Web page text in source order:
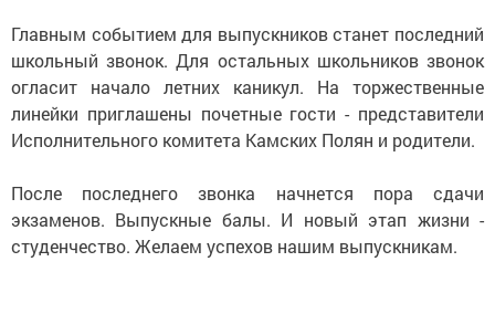
Главным событием для выпускников станет последний
школьный звонок. Для остальных школьников звонок
огласит начало летних каникул. На торжественные
линейки приглашены почетные гости - представители
Исполнительного комитета Камских Полян и родители.
После последнего звонка начнется пора сдачи
экзаменов. Выпускные балы. И новый этап жизни -
студенчество. Желаем успехов нашим выпускникам.